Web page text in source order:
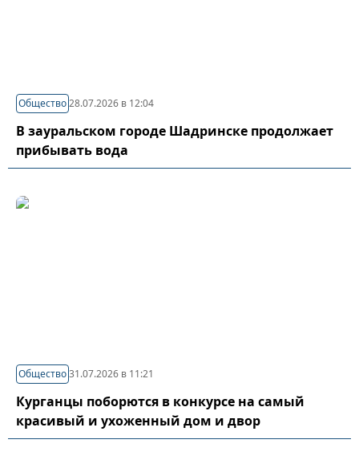
Общество28.07.2026 в 12:04
В зауральском городе Шадринске продолжает
прибывать вода
Общество31.07.2026 в 11:21
Курганцы поборются в конкурсе на самый
красивый и ухоженный дом и двор